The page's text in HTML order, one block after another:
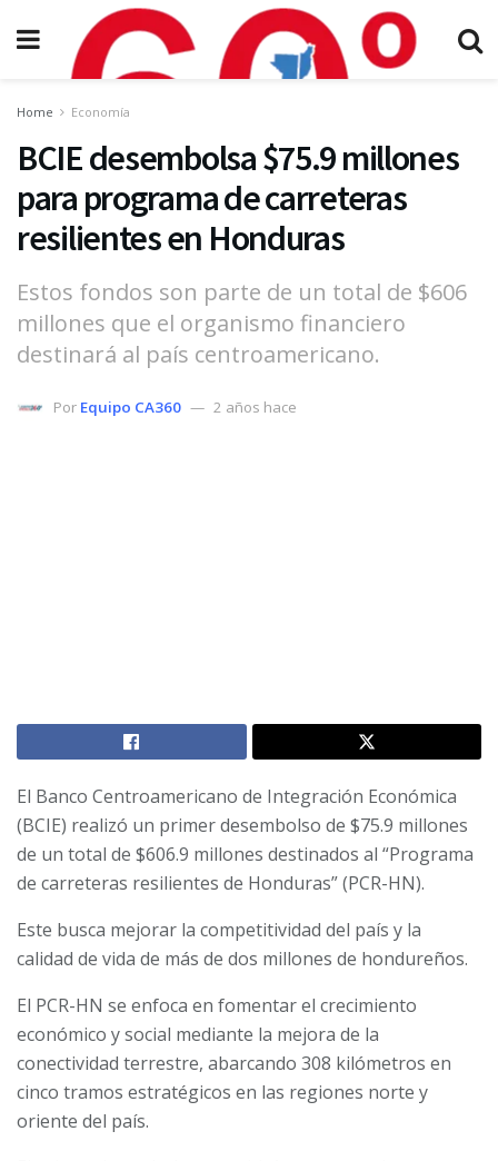
Home Economía
BCIE desembolsa $75.9 millones
para programa de carreteras
resilientes en Honduras
Estos fondos son parte de un total de $606
millones que el organismo financiero
destinará al país centroamericano.
Por Equipo CA360 2 años hace
El Banco Centroamericano de Integración Económica
(BCIE) realizó un primer desembolso de $75.9 millones
de un total de $606.9 millones destinados al “Programa
de carreteras resilientes de Honduras” (PCR-HN).
Este busca mejorar la competitividad del país y la
calidad de vida de más de dos millones de hondureños.
El PCR-HN se enfoca en fomentar el crecimiento
económico y social mediante la mejora de la
conectividad terrestre, abarcando 308 kilómetros en
cinco tramos estratégicos en las regiones norte y
oriente del país.